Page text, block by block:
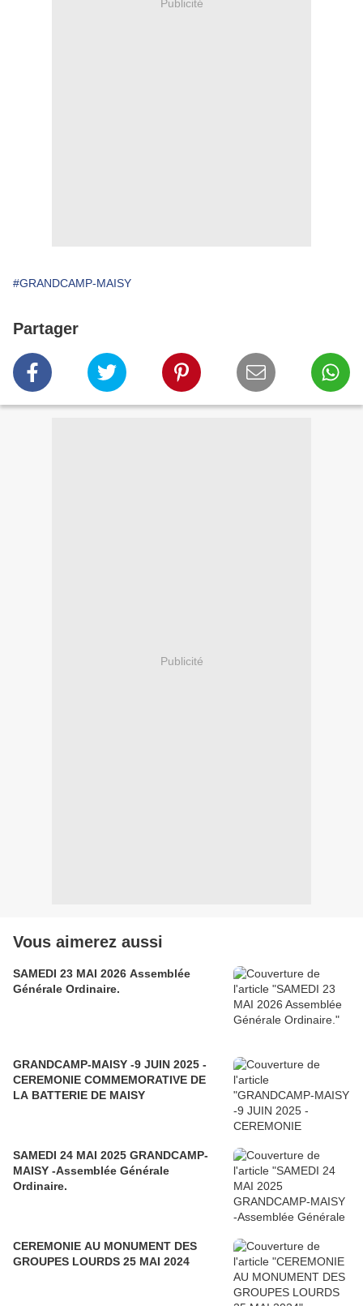
Publicité
#GRANDCAMP-MAISY
Partager
Publicité
Vous aimerez aussi
SAMEDI 23 MAI 2026 Assemblée
Générale Ordinaire.
GRANDCAMP-MAISY -9 JUIN 2025 -
CEREMONIE COMMEMORATIVE DE
LA BATTERIE DE MAISY
SAMEDI 24 MAI 2025 GRANDCAMP-
MAISY -Assemblée Générale
Ordinaire.
CEREMONIE AU MONUMENT DES
GROUPES LOURDS 25 MAI 2024